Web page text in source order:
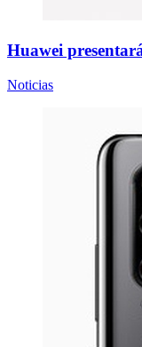
Huawei
Noticias